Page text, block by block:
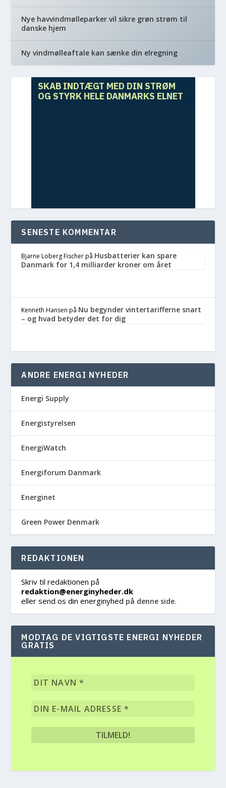
Nye havvindmølleparker vil sikre grøn strøm til
danske hjem
Ny vindmølleaftale kan sænke din elregning
SKAB INDTÆGT MED DIN STRØM
OG STYRK HELE DANMARKS ELNET
SENESTE KOMMENTAR
Bjarne Loberg Fischerpå Husbatterier kan spare
Danmark for 1,4 milliarder kroner om året
Kenneth Hansen på Nu begynder vintertarifferne snart
– og hvad betyder det for dig
ANDRE ENERGI NYHEDER
Energi Supply
Energistyrelsen
EnergiWatch
Energiforum Danmark
Energinet
Green Power Denmark
REDAKTIONEN
Skriv til redaktionen på
redaktion@energinyheder.dk
eller send os din energinyhed på denne side.
MODTAG DE VIGTIGSTE ENERGI NYHEDER
GRATIS